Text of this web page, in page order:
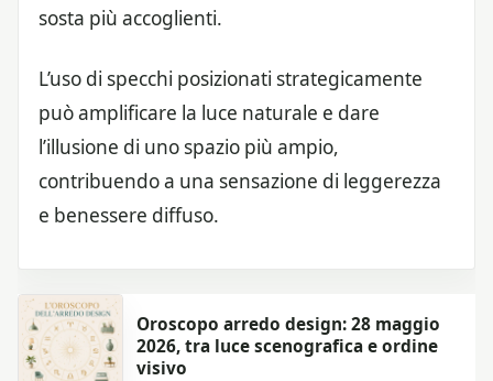
sosta più accoglienti.
L’uso di specchi posizionati strategicamente
può amplificare la luce naturale e dare
l’illusione di uno spazio più ampio,
contribuendo a una sensazione di leggerezza
e benessere diffuso.
Oroscopo arredo design: 28 maggio
2026, tra luce scenografica e ordine
visivo